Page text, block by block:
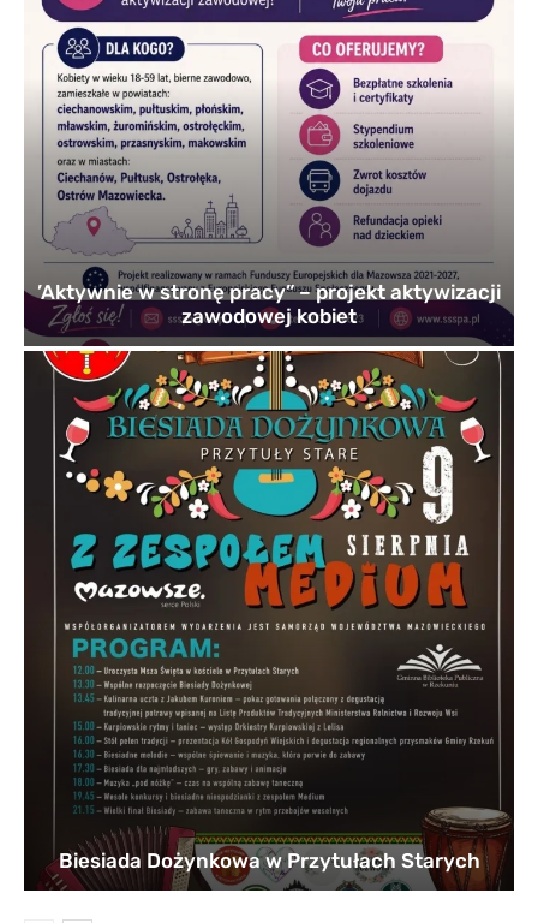
’Aktywnie w stronę pracy” – projekt aktywizacji
zawodowej kobiet
Biesiada Dożynkowa w Przytułach Starych